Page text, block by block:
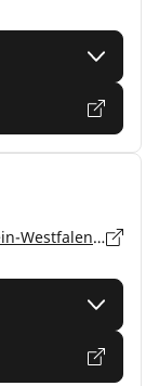
Nevigeser Str. 511, Düsseldorf, Nordrhein-Westfalen, Wuppertal - 42111